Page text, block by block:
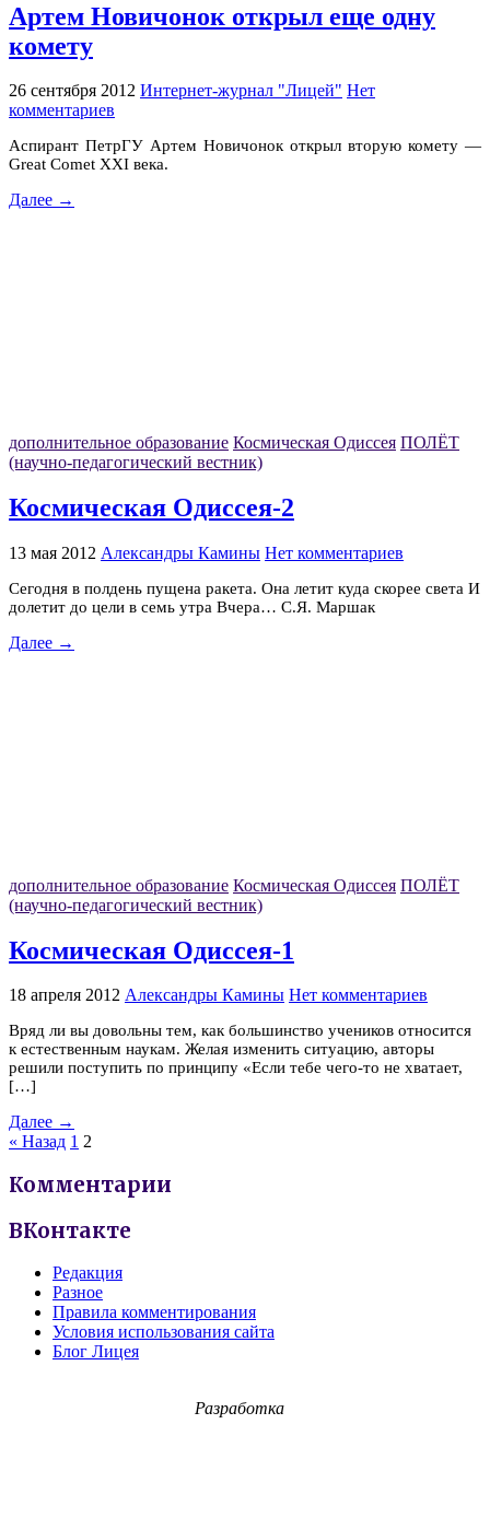
Артем Новичонок открыл еще одну
комету
26 сентября 2012 Интернет-журнал "Лицей" Нет
комментариев
Аспирант ПетрГУ Артем Новичонок открыл вторую комету —
Great Comet XXI века.
Далее →
дополнительное образование Космическая Одиссея ПОЛЁТ
(научно-педагогический вестник)
Космическая Одиссея-2
13 мая 2012 Александры Камины Нет комментариев
Сегодня в полдень пущена ракета. Она летит куда скорее света И
долетит до цели в семь утра Вчера… С.Я. Маршак
Далее →
дополнительное образование Космическая Одиссея ПОЛЁТ
(научно-педагогический вестник)
Космическая Одиссея-1
18 апреля 2012 Александры Камины Нет комментариев
Вряд ли вы довольны тем, как большинство учеников относится
к естественным наукам. Желая изменить ситуацию, авторы
решили поступить по принципу «Если тебе чего-то не хватает,
[…]
Далее →
« Назад 1 2
Комментарии
ВКонтакте
Редакция
Разное
Правила комментирования
Условия использования сайта
Блог Лицея
Разработка